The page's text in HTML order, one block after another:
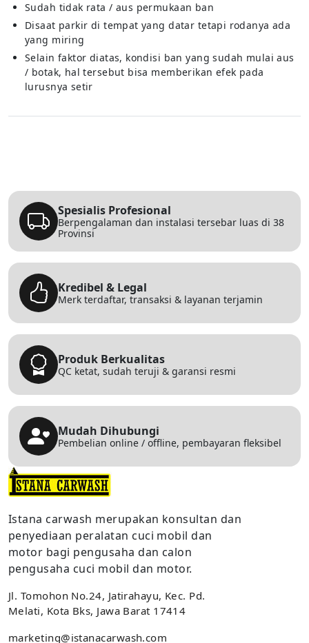
Sudah tidak rata / aus permukaan ban
Disaat parkir di tempat yang datar tetapi rodanya ada
yang miring
Selain faktor diatas, kondisi ban yang sudah mulai aus
/ botak, hal tersebut bisa memberikan efek pada
lurusnya setir
Spesialis Profesional
Berpengalaman dan instalasi tersebar luas di 38
Provinsi
Kredibel & Legal
Merk terdaftar, transaksi & layanan terjamin
Produk Berkualitas
QC ketat, sudah teruji & garansi resmi
Mudah Dihubungi
Pembelian online / offline, pembayaran fleksibel
Istana carwash merupakan konsultan dan
penyediaan peralatan cuci mobil dan
motor bagi pengusaha dan calon
pengusaha cuci mobil dan motor.
Jl. Tomohon No.24, Jatirahayu, Kec. Pd.
Melati, Kota Bks, Jawa Barat 17414
marketing@istanacarwash.com